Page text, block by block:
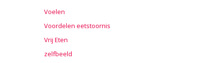
Voelen
Voordelen eetstoornis
Vrij Eten
zelfbeeld